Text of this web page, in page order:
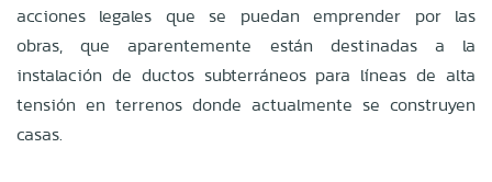
acciones legales que se puedan emprender por las
obras, que aparentemente están destinadas a la
instalación de ductos subterráneos para líneas de alta
tensión en terrenos donde actualmente se construyen
casas.